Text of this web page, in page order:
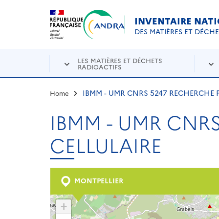
Aller au contenu principal
INVENTAIRE
DES MATIÈRES ET
LES MATIÈRES ET DÉCHETS
RADIOACTIFS
Home IBMM - UMR CNRS 5247
IBMM - UMR
CELLULAIRE
MONTPELLIER
+